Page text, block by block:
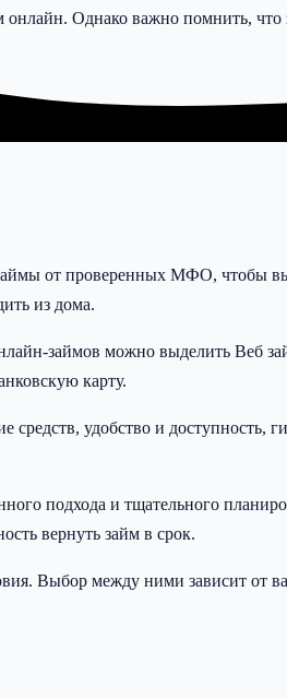
Однако важно помнить, что
от проверенных МФО, чтобы
из дома.
займов можно выделить Веб
карту.
удобство и доступность,
подхода и тщательного
вернуть займ в срок.
Выбор между ними зависит от